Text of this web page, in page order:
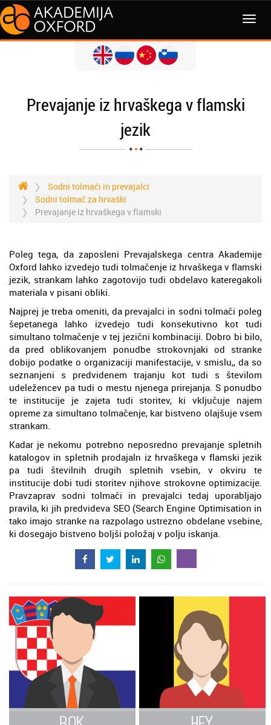
MENI
Prevajanje iz hrvaškega v flamski
jezik
Sodni tolmači in prevajalci
Sodni tolmač za hrvaški
Prevajanje iz hrvaškega v flamski
Poleg tega, da zaposleni Prevajalskega centra Akademije
Oxford lahko izvedejo tudi tolmačenje iz hrvaškega v flamski
jezik, strankam lahko zagotovijo tudi obdelavo kateregakoli
materiala v pisani obliki.
Najprej je treba omeniti, da prevajalci in sodni tolmači poleg
šepetanega lahko izvedejo tudi konsekutivno kot tudi
simultano tolmačenje v tej jezični kombinaciji. Dobro bi bilo,
da pred oblikovanjem ponudbe strokovnjaki od stranke
dobijo podatke o organizaciji manifestacije, v smislu,, da so
seznanjeni s predvidenem trajanju kot tudi s številom
udeležencev pa tudi o mestu njenega prirejanja. S ponudbo
te institucije je zajeta tudi storitev, ki vključuje najem
opreme za simultano tolmačenje, kar bistveno olajšuje vsem
strankam.
Kadar je nekomu potrebno neposredno prevajanje spletnih
katalogov in spletnih prodajaln iz hrvaškega v flamski jezik
pa tudi številnih drugih spletnih vsebin, v okviru te
institucije dobi tudi storitev njihove strokovne optimizacije.
Pravzaprav sodni tolmači in prevajalci tedaj uporabljajo
pravila, ki jih predvideva SEO (Search Engine Optimisation in
tako imajo stranke na razpolago ustrezno obdelane vsebine,
ki dosegajo bistveno boljši položaj v polju iskanja.